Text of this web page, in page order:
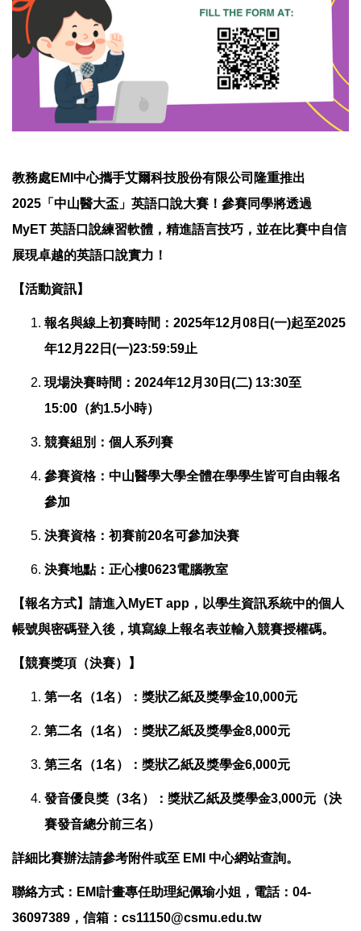
教務處EMI中心攜手艾爾科技股份有限公司隆重推出
2025「中山醫大盃」英語口說大賽！參賽同學將透過
MyET 英語口說練習軟體，精進語言技巧，並在比賽中自信
展現卓越的英語口說實力！
【活動資訊】
報名與線上初賽時間：2025年12月08日(一)起至2025
年12月22日(一)23:59:59止
現場決賽時間：2024年12月30日(二) 13:30至
15:00（約1.5小時）
競賽組別：個人系列賽
參賽資格：中山醫學大學全體在學學生皆可自由報名
參加
決賽資格：初賽前20名可參加決賽
決賽地點：正心樓0623電腦教室
【報名方式】請進入MyET app，以學生資訊系統中的個人
帳號與密碼登入後，填寫線上報名表並輸入競賽授權碼。
【競賽獎項（決賽）】
第一名（1名）：獎狀乙紙及獎學金10,000元
第二名（1名）：獎狀乙紙及獎學金8,000元
第三名（1名）：獎狀乙紙及獎學金6,000元
發音優良獎（3名）：獎狀乙紙及獎學金3,000元（決
賽發音總分前三名）
詳細比賽辦法請參考附件或至 EMI 中心網站查詢。
聯絡方式：EMI計畫專任助理紀佩瑜小姐，電話：04-
36097389，信箱： cs11150@csmu.edu.tw